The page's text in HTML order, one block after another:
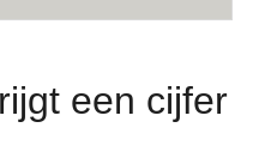
een cijfer